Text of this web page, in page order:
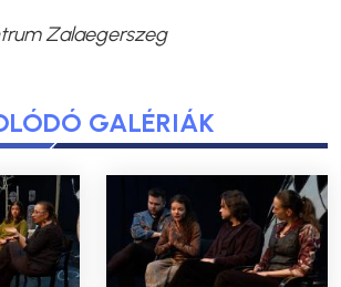
Zalaegerszeg
GALÉRIÁK